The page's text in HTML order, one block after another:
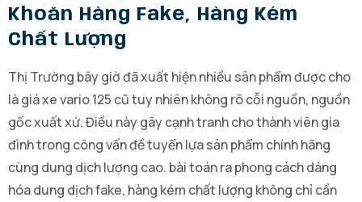
Khoăn Hàng Fake, Hàng Kém
Chất Lượng
Thị Trường bây giờ đã xuất hiện nhiều sản phẩm được cho
là giá xe vario 125 cũ tuy nhiên không rõ cỗi nguồn, nguồn
gốc xuất xứ. Điều này gây cạnh tranh cho thành viên gia
đình trong công vấn đề tuyển lựa sản phẩm chính hãng
cùng dung dịch lượng cao. bài toán ra phong cách dáng
hóa dung dịch fake, hàng kém chất lượng không chỉ cần